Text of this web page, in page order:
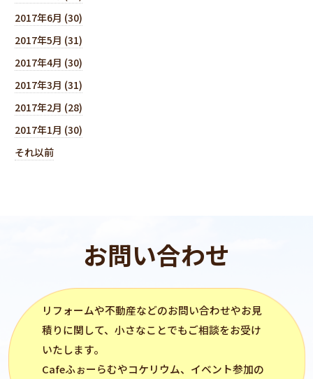
2017年6月 (30)
2017年5月 (31)
2017年4月 (30)
2017年3月 (31)
2017年2月 (28)
2017年1月 (30)
それ以前
お問い合わせ
リフォームや不動産などのお問い合わせやお見
積りに関して、小さなことでもご相談をお受け
いたします。
Cafeふぉーらむやコケリウム、イベント参加の